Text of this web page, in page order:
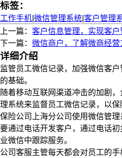
标签：
工作手机 微信管理系统 客户管理
上一篇： 客户信息管理，实现客
下一篇： 微信商户，了解微商经营
详细介绍
监管员工微信记录，加强微信客
的基础。
随着移动互联网渠道冲击的加剧
理系统来监督员工微信记录，以保
保险公司上海分公司使用微信管
要通过电话开发客户，通过电话
业微信中跟踪服务。
公司客服主管每天都会对员工的